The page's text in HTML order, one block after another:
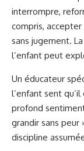
interrompre,
compris,
sans jugement.
l’enfant peut
Un éducateur
l’enfant sent
profond
grandir sans peur
discipline